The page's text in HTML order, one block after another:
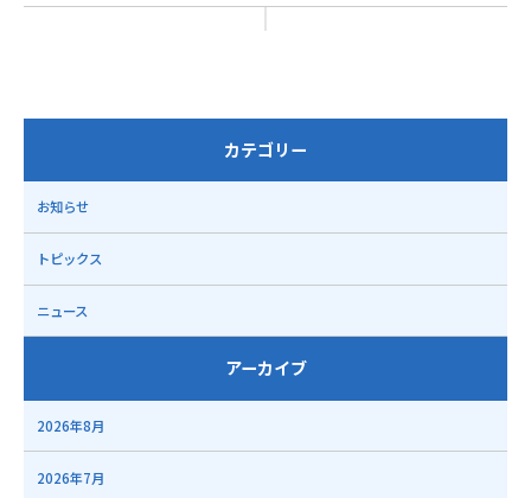
カテゴリー
お知らせ
トピックス
ニュース
アーカイブ
2026年8月
2026年7月